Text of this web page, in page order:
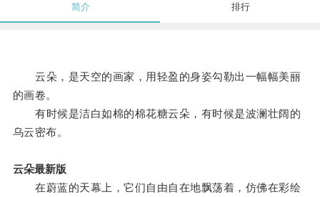
简介 排行
云朵，是天空的画家，用轻盈的身姿勾勒出一幅幅美丽
的画卷。
有时候是洁白如棉的棉花糖云朵，有时候是波澜壮阔的
乌云密布。
云朵最新版
在蔚蓝的天幕上，它们自由自在地飘荡着，仿佛在彩绘